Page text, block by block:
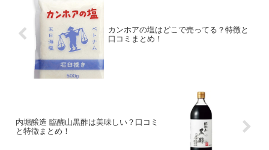
カンホアの塩はどこで売ってる？特徴と
口コミまとめ！
内堀醸造 臨醐山黒酢は美味しい？口コミ
と特徴まとめ！